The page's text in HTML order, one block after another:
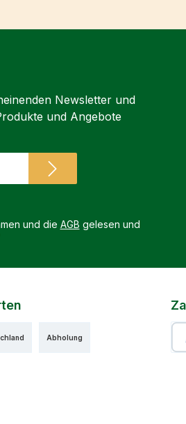
Newsletter und
und Angebote
und die AGB gelesen und
Abholung